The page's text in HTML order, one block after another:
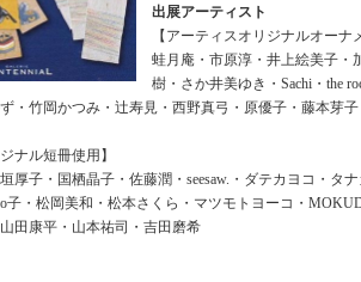
出展アーティスト
【アーティスオリジナルオーナ
蛙月庵・市原淳・井上絵美子・
樹・さか井美ゆき・Sachi・the
・竹岡かつみ・辻寿見・西野真弓・原優子・藤本芽
ナル短冊使用】
厚子・国栖晶子・佐藤潤・seesaw.・ダテカヨコ・タ
子・松岡美和・松本さくら・マツモトヨーコ・
田康平・山本祐司・吉田磨希